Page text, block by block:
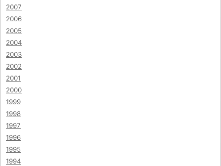
2007
2006
2005
2004
2003
2002
2001
2000
1999
1998
1997
1996
1995
1994